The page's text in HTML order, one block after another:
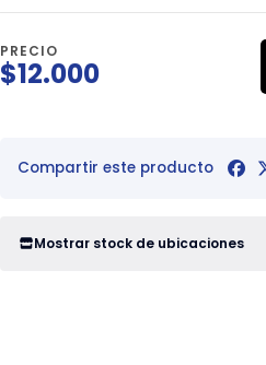
PRECIO
$12.000
Compartir este producto
Mostrar stock de ubicaciones